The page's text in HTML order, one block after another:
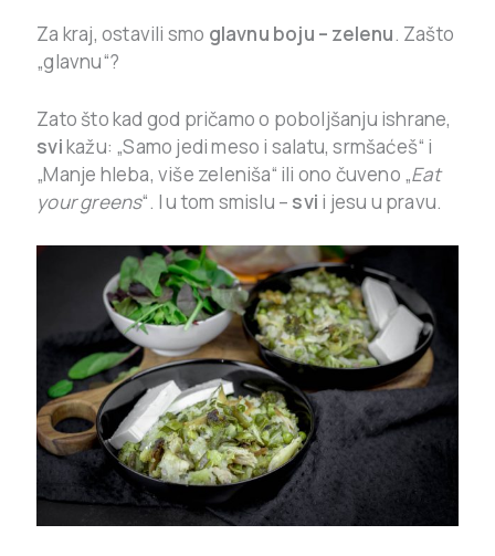
Za kraj, ostavili smo glavnu boju – zelenu. Zašto
„glavnu“?
Zato što kad god pričamo o poboljšanju ishrane,
svikažu: „Samo jedi meso i salatu, srmšaćeš“ i
„Manje hleba, više zeleniša“ ili ono čuveno „Eat
your greens“. I u tom smislu – svi i jesu u pravu.